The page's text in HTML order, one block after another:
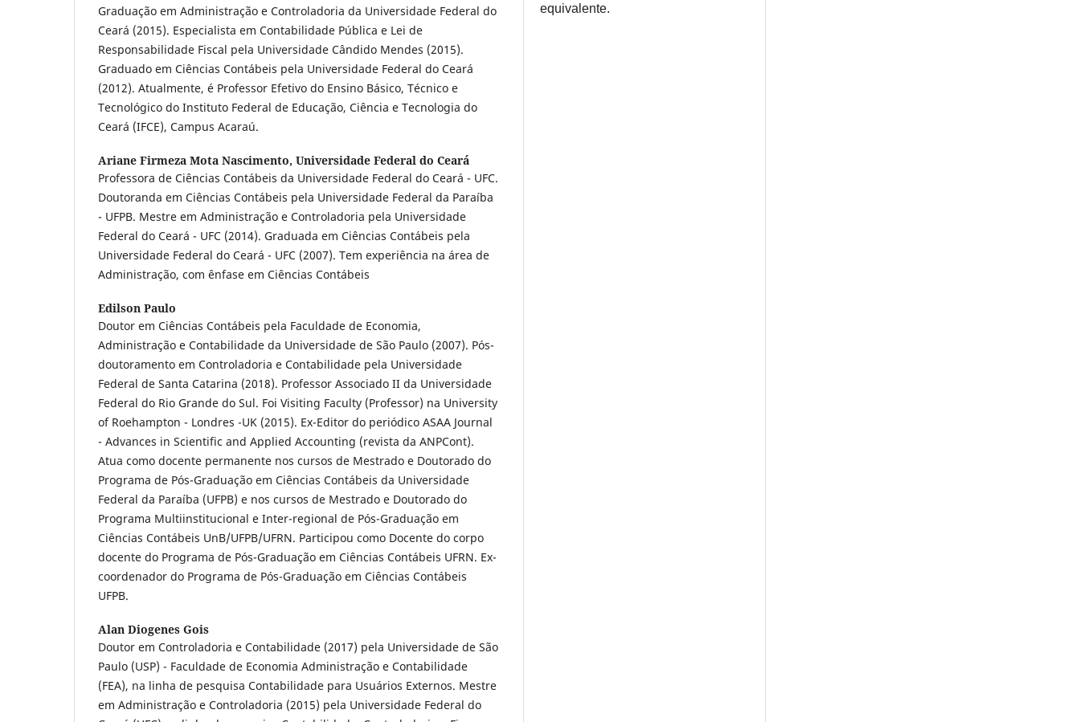
Graduação em Administração e Controladoria da Universidade Federal do
Ceará (2015). Especialista em Contabilidade Pública e Lei de
Responsabilidade Fiscal pela Universidade Cândido Mendes (2015).
Graduado em Ciências Contábeis pela Universidade Federal do Ceará
(2012). Atualmente, é Professor Efetivo do Ensino Básico, Técnico e
Tecnológico do Instituto Federal de Educação, Ciência e Tecnologia do
Ceará (IFCE), Campus Acaraú.
Ariane Firmeza Mota Nascimento, Universidade Federal do Ceará
Professora de Ciências Contábeis da Universidade Federal do Ceará - UFC.
Doutoranda em Ciências Contábeis pela Universidade Federal da Paraíba
- UFPB. Mestre em Administração e Controladoria pela Universidade
Federal do Ceará - UFC (2014). Graduada em Ciências Contábeis pela
Universidade Federal do Ceará - UFC (2007). Tem experiência na área de
Administração, com ênfase em Ciências Contábeis
Edilson Paulo
Doutor em Ciências Contábeis pela Faculdade de Economia,
Administração e Contabilidade da Universidade de São Paulo (2007). Pós-
doutoramento em Controladoria e Contabilidade pela Universidade
Federal de Santa Catarina (2018). Professor Associado II da Universidade
Federal do Rio Grande do Sul. Foi Visiting Faculty (Professor) na University
of Roehampton - Londres -UK (2015). Ex-Editor do periódico ASAA Journal
- Advances in Scientific and Applied Accounting (revista da ANPCont).
Atua como docente permanente nos cursos de Mestrado e Doutorado do
Programa de Pós-Graduação em Ciências Contábeis da Universidade
Federal da Paraíba (UFPB) e nos cursos de Mestrado e Doutorado do
Programa Multiinstitucional e Inter-regional de Pós-Graduação em
Ciências Contábeis UnB/UFPB/UFRN. Participou como Docente do corpo
docente do Programa de Pós-Graduação em Ciências Contábeis UFRN. Ex-
coordenador do Programa de Pós-Graduação em Ciências Contábeis
UFPB.
Alan Diogenes Gois
Doutor em Controladoria e Contabilidade (2017) pela Universidade de São
Paulo (USP) - Faculdade de Economia Administração e Contabilidade
(FEA), na linha de pesquisa Contabilidade para Usuários Externos. Mestre
em Administração e Controladoria (2015) pela Universidade Federal do
equivalente.